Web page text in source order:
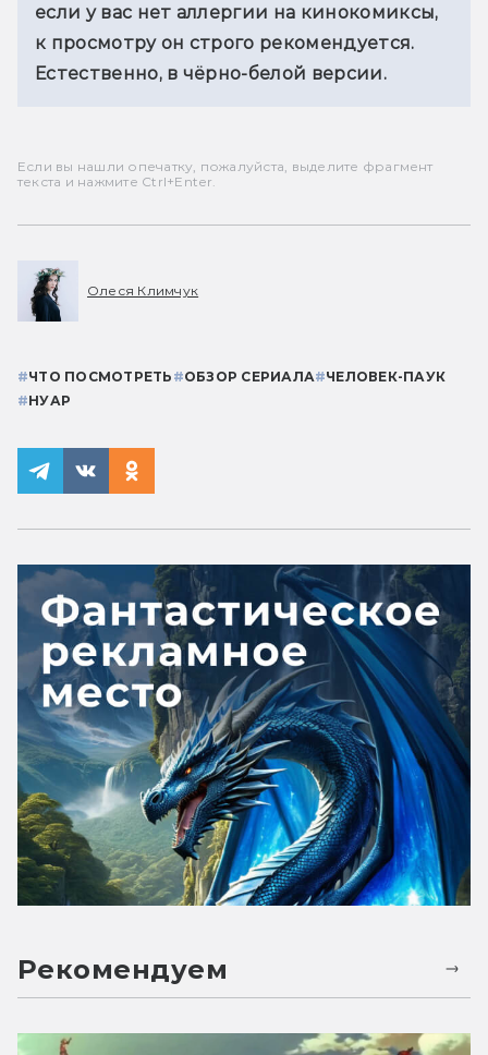
если у вас нет аллергии на кинокомиксы,
к просмотру он строго рекомендуется.
Естественно, в чёрно-белой версии.
Если вы нашли опечатку, пожалуйста, выделите фрагмент
текста и нажмите Ctrl+Enter.
Олеся Климчук
#ЧТО ПОСМОТРЕТЬ #ОБЗОР СЕРИАЛА#ЧЕЛОВЕК-ПАУК
#НУАР
Рекомендуем